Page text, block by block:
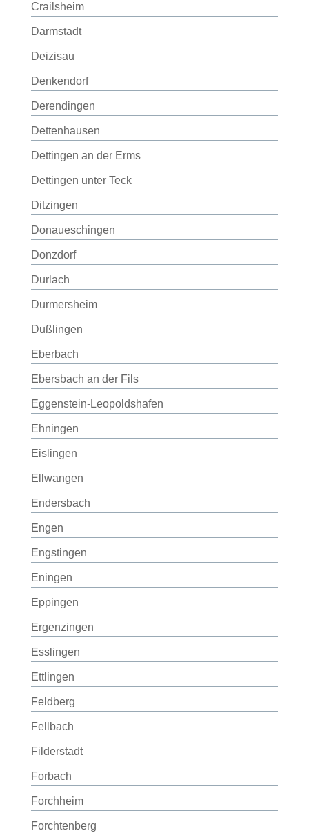
Crailsheim
Darmstadt
Deizisau
Denkendorf
Derendingen
Dettenhausen
Dettingen an der Erms
Dettingen unter Teck
Ditzingen
Donaueschingen
Donzdorf
Durlach
Durmersheim
Dußlingen
Eberbach
Ebersbach an der Fils
Eggenstein-Leopoldshafen
Ehningen
Eislingen
Ellwangen
Endersbach
Engen
Engstingen
Eningen
Eppingen
Ergenzingen
Esslingen
Ettlingen
Feldberg
Fellbach
Filderstadt
Forbach
Forchheim
Forchtenberg